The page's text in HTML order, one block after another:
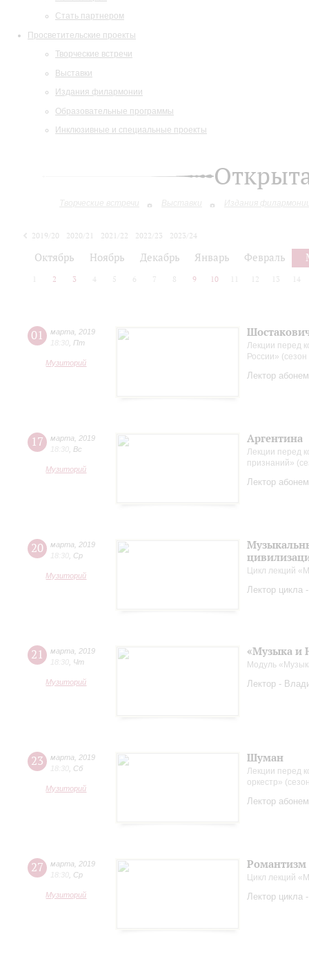
Стать партнером
Просветительские проекты
Творческие встречи
Выставки
Издания филармонии
Образовательные программы
Инклюзивные и специальные проекты
Творческие встречи Выставки Издания
2019/20 2020/21 2021/22 2022/23
2023/24
Октябрь Ноябрь Декабрь Январь Февраль
2 3 4 5 6 7 8 9 10 12 13 14
01 марта
2019
18:30 Пт
Музиторий
Лекции перед
России»
Лектор
17 марта
2019
18:30 Вс
Музиторий
Аргентина
Лекции перед
признаний»
Лектор
20 марта
2019
18:30 Ср
Музиторий Цикл лекций
Лектор цикла
21 марта
2019
18:30 Чт
Музиторий
«Музыка и
Модуль
Лектор -
23 марта
2019
18:30 Сб
Музиторий
Шуман
Лекции перед
оркестр»
Лектор
27 марта
2019
18:30 Ср
Музиторий
Романтизм
Цикл лекций
Лектор цикла